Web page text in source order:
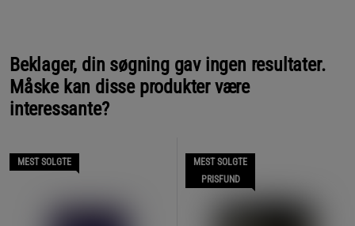
Beklager, din søgning gav ingen resultater.
Måske kan disse produkter være
interessante?
MEST SOLGTE
MEST SOLGTE
PRISFUND